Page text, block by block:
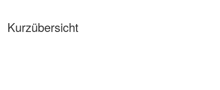
Kurzübersicht